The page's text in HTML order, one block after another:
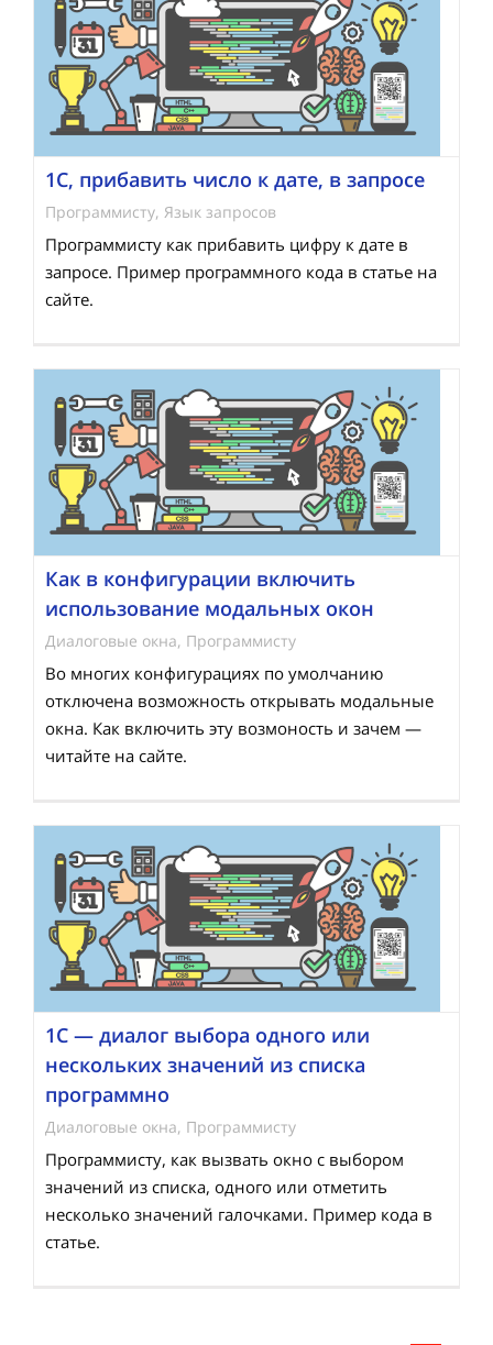
1С, прибавить число к дате, в запросе
Программисту, Язык запросов
Программисту как прибавить цифру к дате в
запросе. Пример программного кода в статье на
сайте.
Как в конфигурации включить
использование модальных окон
Диалоговые окна, Программисту
Во многих конфигурациях по умолчанию
отключена возможность открывать модальные
окна. Как включить эту возмоность и зачем —
читайте на сайте.
1С — диалог выбора одного или
нескольких значений из списка
программно
Диалоговые окна, Программисту
Программисту, как вызвать окно с выбором
значений из списка, одного или отметить
несколько значений галочками. Пример кода в
статье.